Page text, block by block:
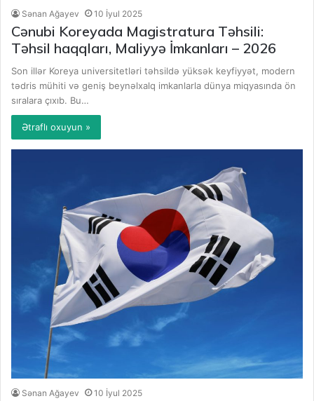
Sənan Ağayev 10 İyul 2025
Cənubi Koreyada Magistratura Təhsili:
Təhsil haqqları, Maliyyə İmkanları – 2026
Son illər Koreya universitetləri təhsildə yüksək keyfiyyət, modern
tədris mühiti və geniş beynəlxalq imkanlarla dünya miqyasında ön
sıralara çıxıb. Bu…
Ətraflı oxuyun »
Sənan Ağayev 10 İyul 2025